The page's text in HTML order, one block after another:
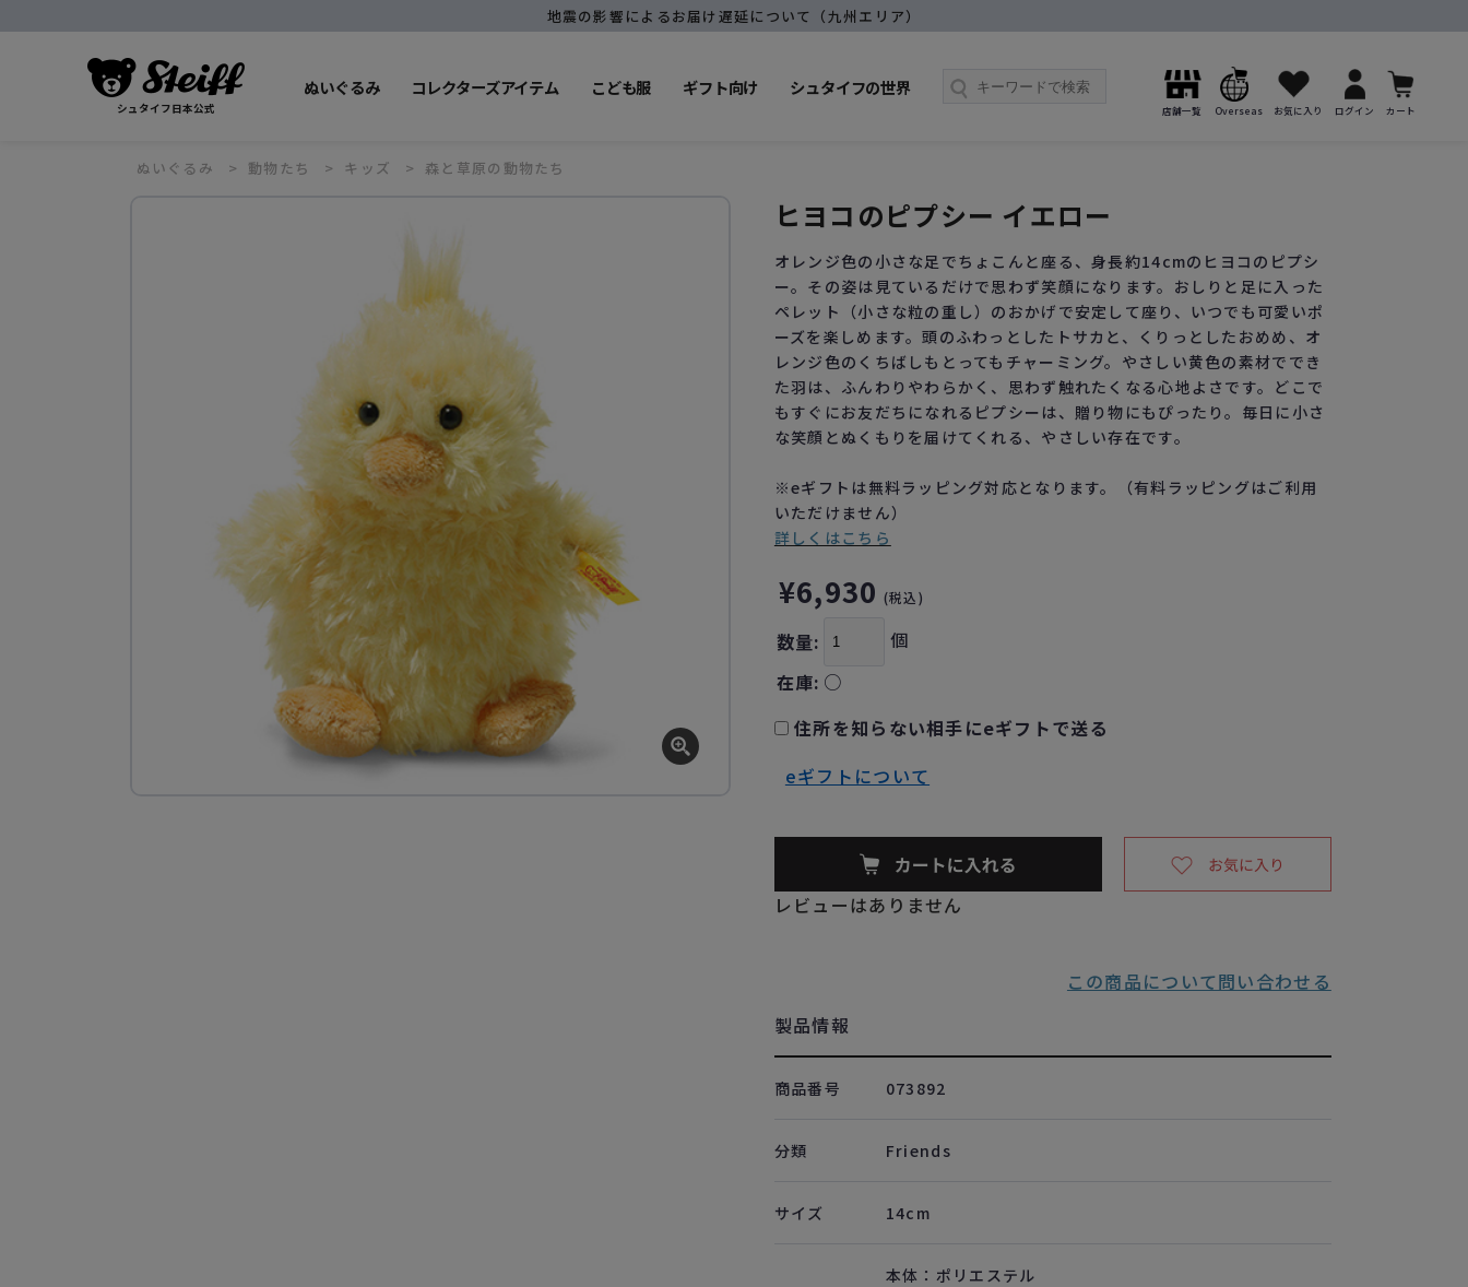
地震の影響によるお届け遅延について（九州エリア）
シュタイフ日本公式
ぬいぐるみ コレクターズアイテム こども服 ギフト向け シュタイフの世界
店舗一覧 Overseas お気に入り ログイン カート
ぬいぐるみ 動物たち キッズ 森と草原の動物たち
ヒヨコのピプシー イエロー
オレンジ色の小さな足でちょこんと座る、身長約14cmのヒヨコのピプシ
ー。その姿は見ているだけで思わず笑顔になります。おしりと足に入った
ペレット（小さな粒の重し）のおかげで安定して座り、いつでも可愛いポ
ーズを楽しめます。頭のふわっとしたトサカと、くりっとしたおめめ、オ
レンジ色のくちばしもとってもチャーミング。やさしい黄色の素材ででき
た羽は、ふんわりやわらかく、思わず触れたくなる心地よさです。どこで
もすぐにお友だちになれるピプシーは、贈り物にもぴったり。毎日に小さ
な笑顔とぬくもりを届けてくれる、やさしい存在です。
※eギフトは無料ラッピング対応となります。（有料ラッピングはご利用
いただけません）
詳しくはこちら
¥6,930 (税込)
数量:
個
在庫: ○
住所を知らない相手にeギフトで送る
eギフトについて
レビューはありません
この商品について問い合わせる
製品情報
商品番号 073892
分類 Friends
サイズ 14cm
本体：ポリエステル